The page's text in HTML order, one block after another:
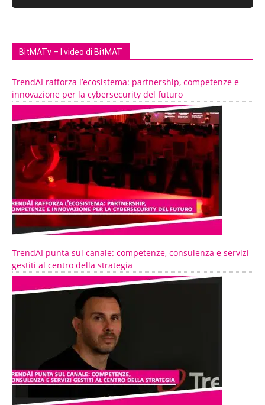
BitMATv – I video di BitMAT
TrendAI rafforza l’ecosistema: partnership, competenze e
innovazione per la cybersecurity del futuro
TrendAI punta sul canale: competenze, consulenza e servizi
gestiti al centro della strategia